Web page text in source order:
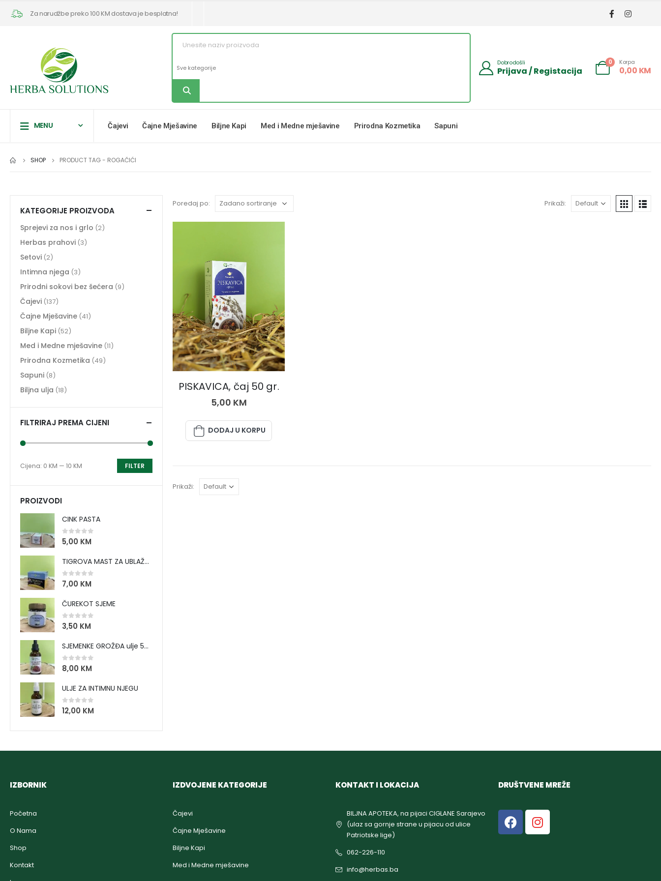
Za narudžbe preko 100 KM dostava je besplatna!
Dobrodošli
Prijava / Registacija
0 Korpa
0,00 KM
MENU Čajevi Čajne Mješavine Biljne Kapi Med i Medne mješavine Prirodna Kozmetika Sapuni
SHOP PRODUCT TAG - ROGAČIĆI
Poredaj po: Prikaži:
ČAJEVI
PISKAVICA, čaj 50 gr.
5,00 KM
DODAJ U KORPU
Prikaži:
KATEGORIJE PROIZVODA
Sprejevi za nos i grlo (2)
Herbas prahovi (3)
Setovi (2)
Intimna njega (3)
Prirodni sokovi bez šećera (9)
Čajevi (137)
Čajne Mješavine (41)
Biljne Kapi (52)
Med i Medne mješavine (11)
Prirodna Kozmetika (49)
Sapuni (8)
Biljna ulja (18)
FILTRIRAJ PREMA CIJENI
FILTER
Cijena: 0 KM — 10 KM
PROIZVODI
CINK PASTA
0 out of 5
5,00 KM
TIGROVA MAST ZA UBLAŽAVANJE BOLOVA I ZAGRIJAVANJE MIŠIĆA
0 out of 5
7,00 KM
ČUREKOT SJEME
0 out of 5
3,50 KM
SJEMENKE GROŽĐA ulje 50 ml
0 out of 5
8,00 KM
ULJE ZA INTIMNU NJEGU
0out of 5
12,00 KM
IZBORNIK
Početna
O Nama
Shop
Kontakt
IZDVOJENE KATEGORIJE
Čajevi
Čajne Mješavine
Biljne Kapi
Med i Medne mješavine
KONTAKT I LOKACIJA
BILJNA APOTEKA, na pijaci CIGLANE Sarajevo
(ulaz sa gornje strane u pijacu od ulice
Patriotske lige)
062-226-110
info@herbas.ba
DRUŠTVENE MREŽE